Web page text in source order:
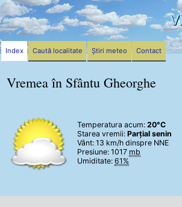
Vremea în Sfântu Gheorghe
Temperatura acum: 20°C
Starea vremii: Parțial senin
Vânt: 13 km/h dinspre NNE
Presiune: 1017 mb
Umiditate: 61%
Index Caută localitate Știri meteo Contact